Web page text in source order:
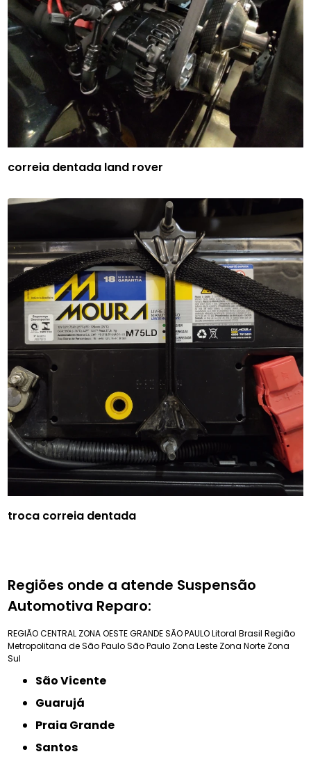
correia dentada land rover
troca correia dentada
Regiões onde a atende Suspensão
Automotiva Reparo:
REGIÃO CENTRAL ZONA OESTEGRANDE SÃO PAULOLitoral Brasil Região
Metropolitana de São PauloSão Paulo Zona Leste Zona Norte Zona
Sul
São Vicente
Guarujá
Praia Grande
Santos